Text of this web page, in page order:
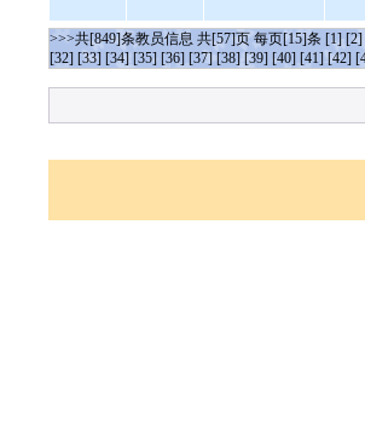
>>>共[849]条教员信息 共[57]页 每页[15]条 [1] [2]
[32] [33] [34] [35] [36] [37] [38] [39] [40] [41] [42]